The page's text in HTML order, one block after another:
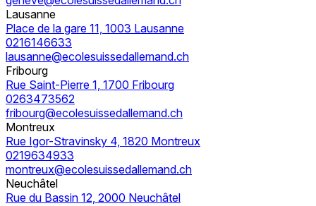
Lausanne
Place de la gare 11, 1003 Lausanne
0216146633
lausanne@ecolesuissedallemand.ch
Fribourg
Rue Saint-Pierre 1, 1700 Fribourg
0263473562
fribourg@ecolesuissedallemand.ch
Montreux
Rue Igor-Stravinsky 4, 1820 Montreux
0219634933
montreux@ecolesuissedallemand.ch
Neuchâtel
Rue du Bassin 12, 2000 Neuchâtel